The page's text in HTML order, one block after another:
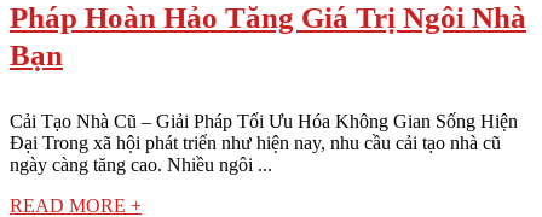
Pháp Hoàn Hảo Tăng Giá Trị Ngôi Nhà
Bạn
Cải Tạo Nhà Cũ – Giải Pháp Tối Ưu Hóa Không Gian Sống Hiện
Đại Trong xã hội phát triển như hiện nay, nhu cầu cải tạo nhà cũ
ngày càng tăng cao. Nhiều ngôi ...
READ MORE +